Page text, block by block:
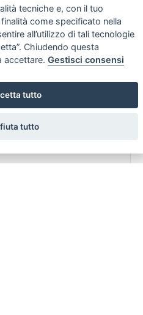
e compreso
tecniche e, con il tuo
come specificato nella
all’utilizzo di tali tecnologie
Chiudendo questa
accettare.Gestisci consensi
tutto
tutto